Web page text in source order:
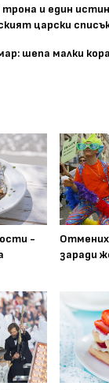
и един
царски
шепа малки
-
заради